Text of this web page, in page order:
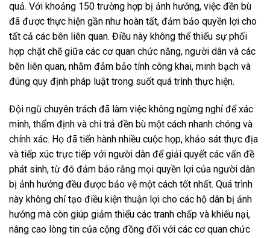
quả. Với khoảng 150 trường hợp bị ảnh hưởng, việc đền bù
đã được thực hiện gần như hoàn tất, đảm bảo quyền lợi cho
tất cả các bên liên quan. Điều này không thể thiếu sự phối
hợp chặt chẽ giữa các cơ quan chức năng, người dân và các
bên liên quan, nhằm đảm bảo tính công khai, minh bạch và
đúng quy định pháp luật trong suốt quá trình thực hiện.
Đội ngũ chuyên trách đã làm việc không ngừng nghỉ để xác
minh, thẩm định và chi trả đền bù một cách nhanh chóng và
chính xác. Họ đã tiến hành nhiều cuộc họp, khảo sát thực địa
và tiếp xúc trực tiếp với người dân để giải quyết các vấn đề
phát sinh, từ đó đảm bảo rằng mọi quyền lợi của người dân
bị ảnh hưởng đều được bảo vệ một cách tốt nhất. Quá trình
này không chỉ tạo điều kiện thuận lợi cho các hộ dân bị ảnh
hưởng mà còn giúp giảm thiểu các tranh chấp và khiếu nại,
nâng cao lòng tin của cộng đồng đối với các cơ quan chức